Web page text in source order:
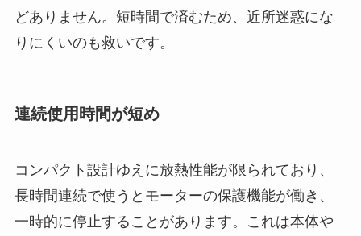
どありません。短時間で済むため、近所迷惑にな
りにくいのも救いです。
連続使用時間が短め
コンパクト設計ゆえに放熱性能が限られており、
長時間連続で使うとモーターの保護機能が働き、
一時的に停止することがあります。これは本体や